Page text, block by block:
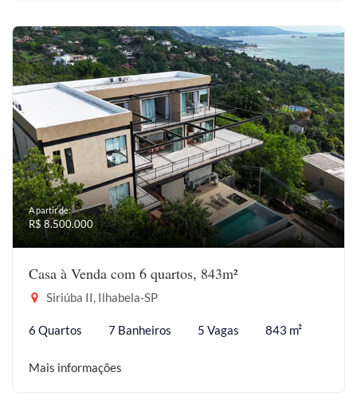
A partir de:
R$ 8.500.000
Casa à Venda com 6 quartos, 843m²
Siriúba II, Ilhabela-SP
6 Quartos 7 Banheiros 5 Vagas 843 m²
Mais informações